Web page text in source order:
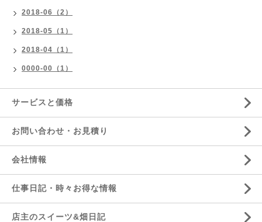
2018-06（2）
2018-05（1）
2018-04（1）
0000-00（1）
サービスと価格
お問い合わせ・お見積り
会社情報
仕事日記・時々お得な情報
店主のスイーツ&畑日記